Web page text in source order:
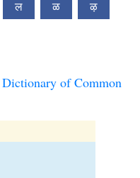
ल ळ ऴ
Dictionary of Common